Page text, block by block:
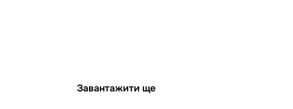
Завантажити ще